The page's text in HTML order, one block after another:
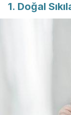
1. Doğal